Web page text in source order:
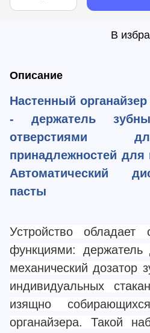
В
Описание
Настенный
- держатель
отверстиями
принадлежностей
Автоматический
пасты
Устройство обладает
функциями: держатель
механический дозатор
индивидуальных
изящно
органайзера. Такой